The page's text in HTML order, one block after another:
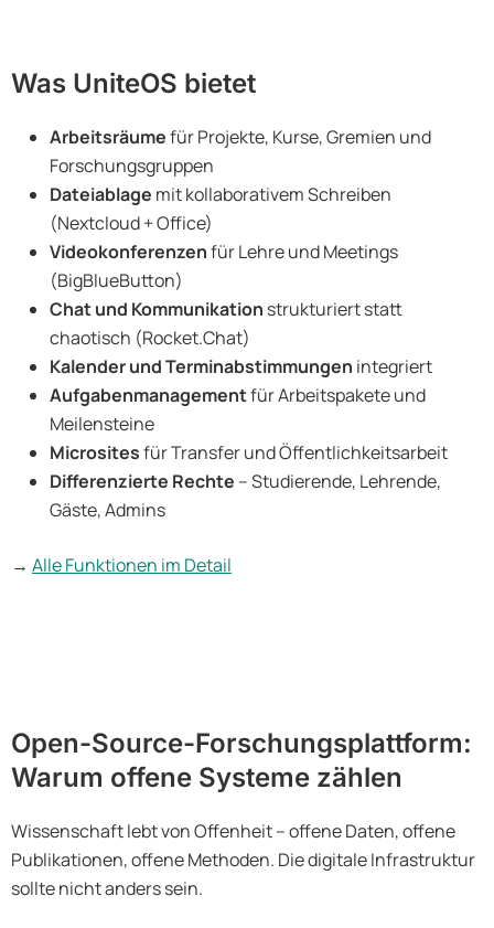
Was UniteOS bietet
Arbeitsräumefür Projekte, Kurse, Gremien und
Forschungsgruppen
Dateiablage mit kollaborativem Schreiben
(Nextcloud + Office)
Videokonferenzenfür Lehre und Meetings
(BigBlueButton)
Chat und Kommunikation strukturiert statt
chaotisch (Rocket.Chat)
Kalender und Terminabstimmungen integriert
Aufgabenmanagementfür Arbeitspakete und
Meilensteine
Micrositesfür Transfer und Öffentlichkeitsarbeit
Differenzierte Rechte – Studierende, Lehrende,
Gäste, Admins
→ Alle Funktionen im Detail
Open-Source-Forschungsplattform:
Warum offene Systeme zählen
Wissenschaft lebt von Offenheit – offene Daten, offene
Publikationen, offene Methoden. Die digitale Infrastruktur
sollte nicht anders sein.